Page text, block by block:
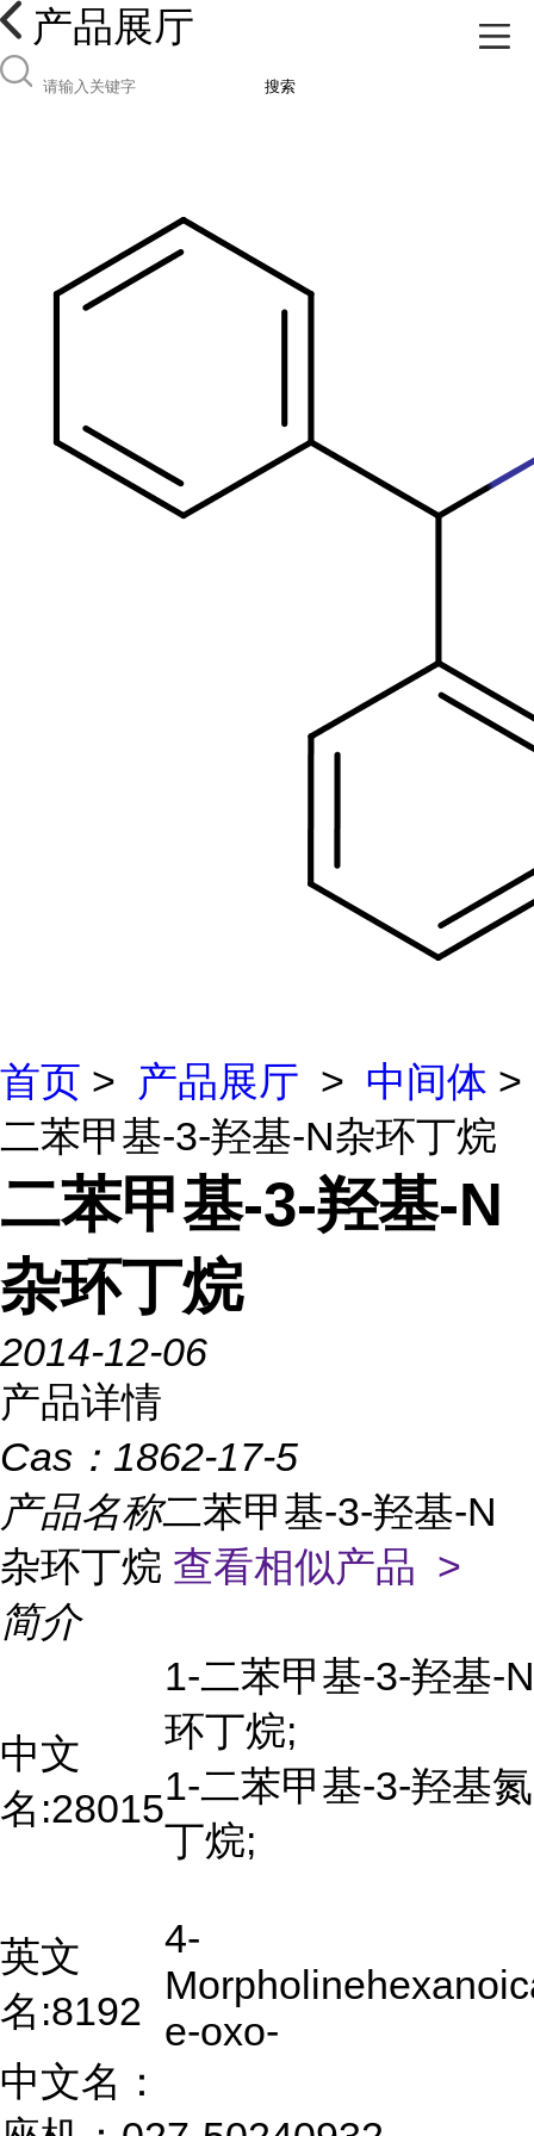
产品展厅
搜索
首页 > 产品展厅 > 中间体 >
二苯甲基-3-羟基-N杂环丁烷
二苯甲基-3-羟基-N
杂环丁烷
2014-12-06
产品详情
Cas： 1862-17-5
产品名称二苯甲基-3-羟基-N
杂环丁烷 查看相似产品 >
简介
中文
名:28015
1-二苯甲基-3-羟基-
环丁烷;
1-二苯甲基-3-羟基
丁烷;
英文
名:8192
4-
e-oxo-
中文名：